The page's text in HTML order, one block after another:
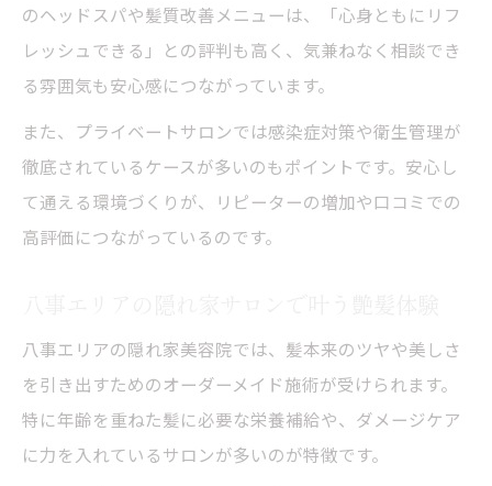
のヘッドスパや髪質改善メニューは、「心身ともにリフ
レッシュできる」との評判も高く、気兼ねなく相談でき
る雰囲気も安心感につながっています。
また、プライベートサロンでは感染症対策や衛生管理が
徹底されているケースが多いのもポイントです。安心し
て通える環境づくりが、リピーターの増加や口コミでの
高評価につながっているのです。
八事エリアの隠れ家美容院では、髪本来のツヤや美しさ
を引き出すためのオーダーメイド施術が受けられます。
特に年齢を重ねた髪に必要な栄養補給や、ダメージケア
に力を入れているサロンが多いのが特徴です。